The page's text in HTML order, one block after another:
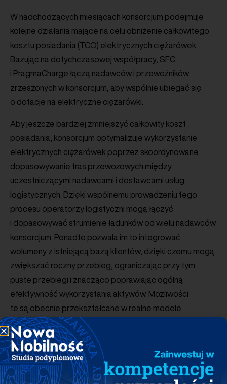
W nadchodzących miesiącach konsorcjum podejmuje
kolejne działania mające na celu obniżenie całkowitego
kosztu posiadania (TCO) elektrycznych ciężarówek.
Bazując na dotychczasowej współpracy, SFC
i PragmaCharge łączą nadawców i przewoźników
zrzeszonych w konsorcjum, aby wspólnie ubiegać się
o dotacje na elektryczne ciężarówki.
Aby jeszcze bardziej zmniejszyć całkowity koszt
posiadania, konsorcjum optymalizuje wykorzystanie
elektrycznych ciężarówek poprzez skoordynowane
dopasowywanie tras przewozowych między
uczestniczącymi nadawcami i dostawcami usług
logistycznych. Dzięki wspólnemu prowadzeniu tego
procesu operatorzy logistyczni mogą łączyć
i dopasowywać strumienie ładunków od wielu nadawców
konsorcjum. Ponadto pozwala im to integrować
wolumeny z istniejącą bazą klientów, dzięki czemu mogą
zwiększać roczny przebieg, ograniczając przy tym
puste przebiegi i znacząco poprawiając ogólną
efektywność wykorzystania aktywów. Możliwości
te są obecnie przekształcane w realne modele
biznesowe, na które przewoźnicy mogą składać oferty
z wykorzystaniem usługi PragmaCharge electric
Trucking-as-a-Service – przy całkowitym koszcie
posiadania (TCO) równym lub niższym niż w przypadku
ciężarówek z silnikiem Diesla.